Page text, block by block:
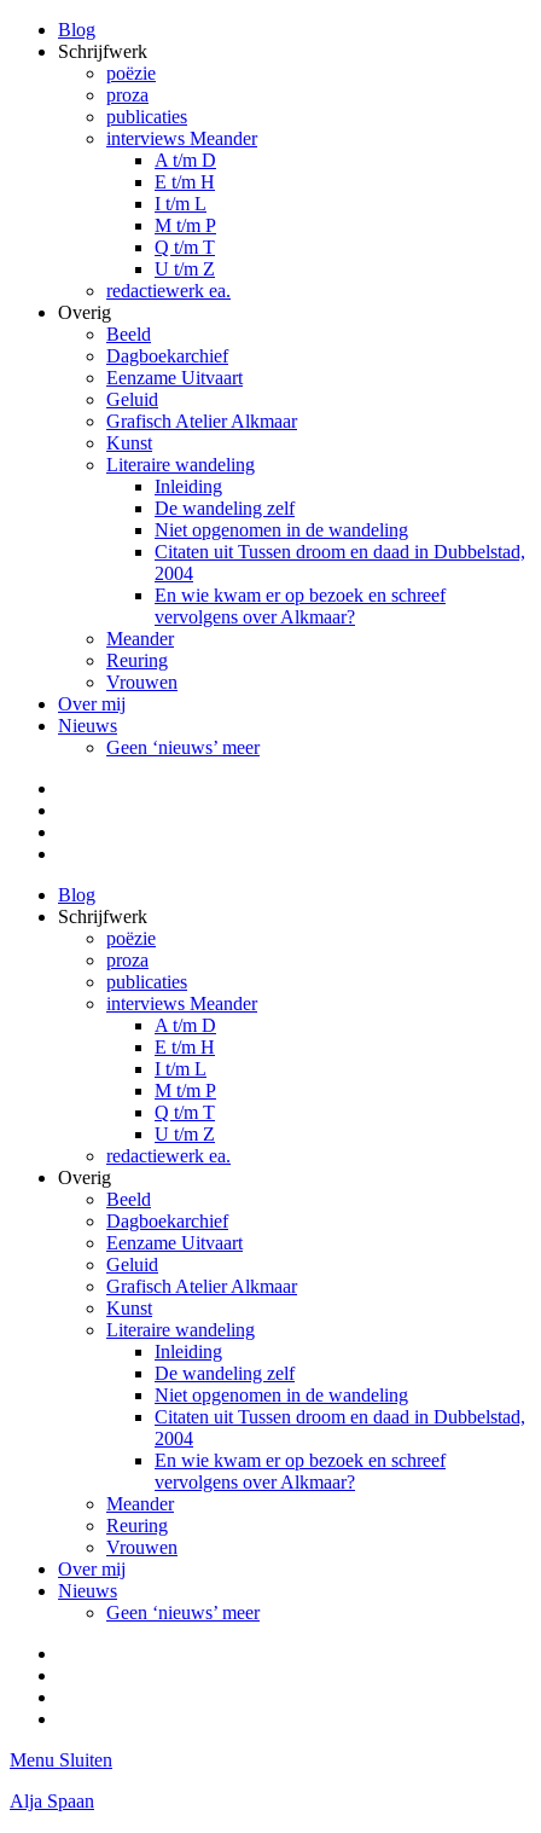
Blog
Schrijfwerk
poëzie
proza
publicaties
interviews Meander
A t/m D
E t/m H
I t/m L
M t/m P
Q t/m T
U t/m Z
redactiewerk ea.
Overig
Beeld
Dagboekarchief
Eenzame Uitvaart
Geluid
Grafisch Atelier Alkmaar
Kunst
Literaire wandeling
Inleiding
De wandeling zelf
Niet opgenomen in de wandeling
Citaten uit Tussen droom en daad in Dubbelstad,
2004
En wie kwam er op bezoek en schreef
vervolgens over Alkmaar?
Meander
Reuring
Vrouwen
Over mij
Nieuws
Geen ‘nieuws’ meer
Blog
Schrijfwerk
poëzie
proza
publicaties
interviews Meander
A t/m D
E t/m H
I t/m L
M t/m P
Q t/m T
U t/m Z
redactiewerk ea.
Overig
Beeld
Dagboekarchief
Eenzame Uitvaart
Geluid
Grafisch Atelier Alkmaar
Kunst
Literaire wandeling
Inleiding
De wandeling zelf
Niet opgenomen in de wandeling
Citaten uit Tussen droom en daad in Dubbelstad,
2004
En wie kwam er op bezoek en schreef
vervolgens over Alkmaar?
Meander
Reuring
Vrouwen
Over mij
Nieuws
Geen ‘nieuws’ meer
Menu Sluiten
Alja Spaan